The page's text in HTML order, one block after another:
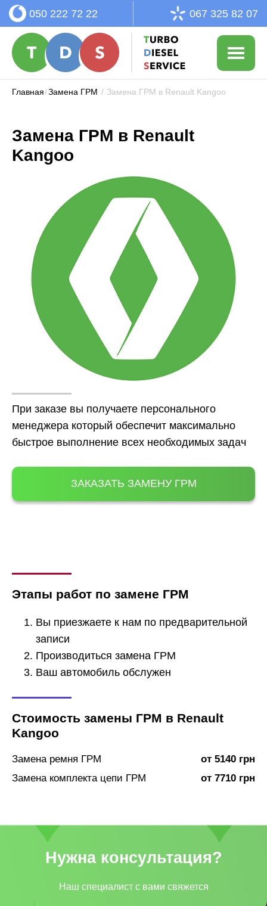
050 222 72 22 067 325 82 07
Главная/Замена ГРМ / Замена ГРМ в Renault Kangoo
Замена ГРМ в Renault
Kangoo
При заказе вы получаете персонального
менеджера который обеспечит максимально
быстрое выполнение всех необходимых задач
ЗАКАЗАТЬ ЗАМЕНУ ГРМ
Этапы работ по замене ГРМ
Вы приезжаете к нам по предварительной
записи
Производиться замена ГРМ
Ваш автомобиль обслужен
Стоимость замены ГРМ в Renault
Kangoo
Замена ремня ГРМ
от 5140 грн
Замена комплекта цепи ГРМ
от 7710 грн
Нужна консультация?
Наш специалист c вами свяжется